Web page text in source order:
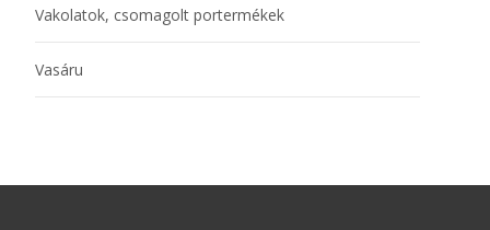
Vakolatok, csomagolt portermékek
Vasáru